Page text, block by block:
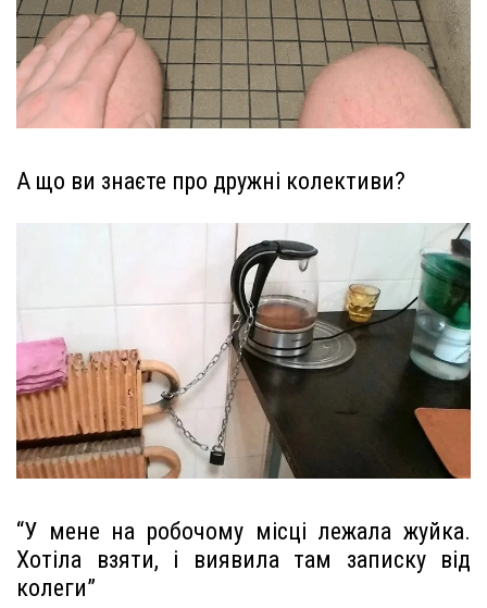
А що ви знаєте про дружні колективи?
“У мене на робочому місці лежала жуйка.
Хотіла взяти, і виявила там записку від
колеги”